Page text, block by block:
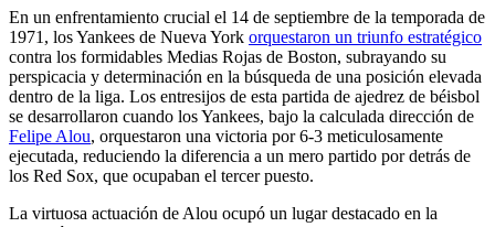
En un enfrentamiento crucial el 14 de septiembre de la temporada de
1971, los Yankees de Nueva York orquestaron un triunfo estratégico
contra los formidables Medias Rojas de Boston, subrayando su
perspicacia y determinación en la búsqueda de una posición elevada
dentro de la liga. Los entresijos de esta partida de ajedrez de béisbol
se desarrollaron cuando los Yankees, bajo la calculada dirección de
Felipe Alou, orquestaron una victoria por 6-3 meticulosamente
ejecutada, reduciendo la diferencia a un mero partido por detrás de
los Red Sox, que ocupaban el tercer puesto.
La virtuosa actuación de Alou ocupó un lugar destacado en la